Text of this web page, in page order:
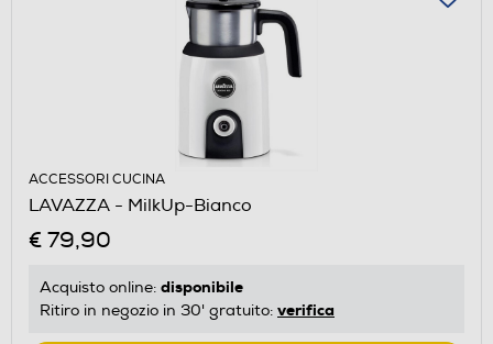
ACCESSORI CUCINA
LAVAZZA - MilkUp-Bianco
€ 79,90
Acquisto online: disponibile
Ritiro in negozio in 30' gratuito: verifica